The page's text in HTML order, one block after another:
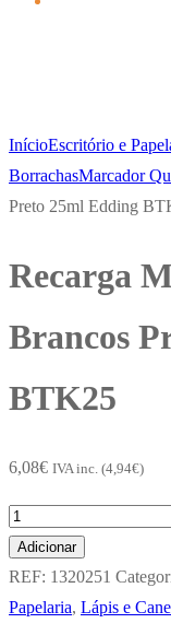
InícioEscritório e
BorrachasMarcador
Preto 25ml Edding
Recarga
Brancos
BTK25
6,08€ IVA inc. (4,94€)
Quantidade
de
Recarga
Marcador
Adicionar
REF: 1320251
Papelaria, Lápis e